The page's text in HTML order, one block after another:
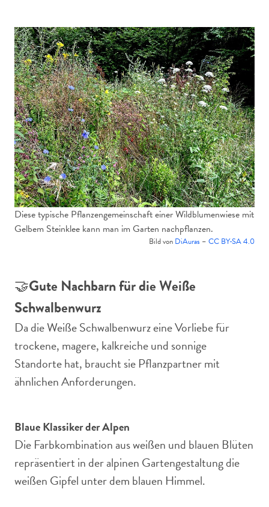
Diese typische Pflanzengemeinschaft einer Wildblumenwiese mit
Gelbem Steinklee kann man im Garten nachpflanzen.
Bild von DiAuras – CC BY-SA 4.0
🤝Gute Nachbarn für die Weiße
Schwalbenwurz
Da die Weiße Schwalbenwurz eine Vorliebe für
trockene, magere, kalkreiche und sonnige
Standorte hat, braucht sie Pflanzpartner mit
ähnlichen Anforderungen.
Blaue Klassiker der Alpen
Die Farbkombination aus weißen und blauen Blüten
repräsentiert in der alpinen Gartengestaltung die
weißen Gipfel unter dem blauen Himmel.